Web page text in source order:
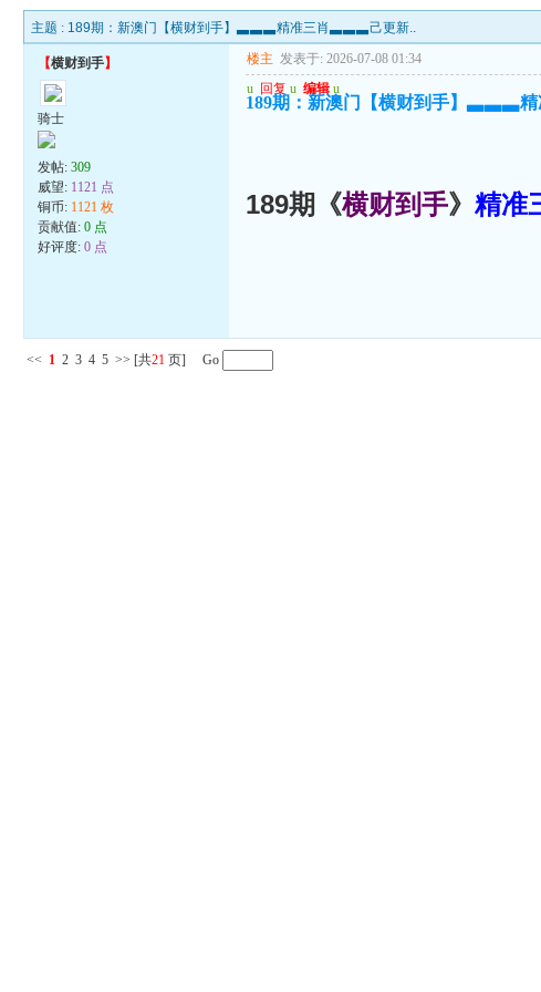
主题 : 189期：新澳门【横财到手】▃▃▃精准三肖▃▃▃己更新..
【横财到手】
骑士
发帖:309
威望: 1121 点
铜币: 1121 枚
贡献值:0 点
好评度:0 点
楼主 发表于: 2026-07-08 01:34
u 回复 u 编辑 u
189期：新澳门【横财到手】▃▃▃
189期《横财到手》精准
<< 1 2 3 4 5 >> [共21 页] Go